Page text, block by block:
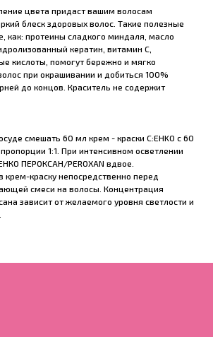
цвета придаст вашим волосам
блеск здоровых волос. Такие полезные
как: протеины сладкого миндаля, масло
кератин, витамин С,
кислоты, помогут бережно и мягко
при окрашивании и добиться 100%
до концов. Краситель не содержит
смешать 60 мл крем - краски C:EHKO с 60
1:1. При интенсивном осветлении
ПЕРОКСАН/PEROXAN вдвое.
крем-краску непосредственно перед
смеси на волосы. Концентрация
зависит от желаемого уровня светлости и